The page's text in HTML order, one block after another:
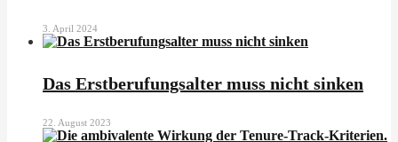
3. April 2024
Das Erstberufungsalter muss nicht sinken
22. August 2023